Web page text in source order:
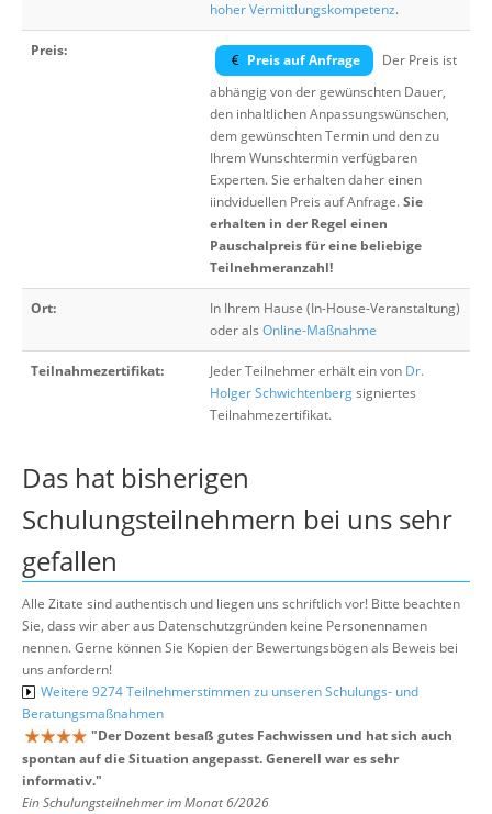
hoher Vermittlungskompetenz.
Preis:
Preis auf Anfrage
Der Preis ist
abhängig von der gewünschten Dauer,
den inhaltlichen Anpassungswünschen,
dem gewünschten Termin und den zu
Ihrem Wunschtermin verfügbaren
Experten. Sie erhalten daher einen
iindviduellen Preis auf Anfrage.Sie
erhalten in der Regel einen
Pauschalpreis für eine beliebige
Teilnehmeranzahl!
Ort:
In Ihrem Hause (In-House-Veranstaltung)
oder als Online-Maßnahme
Teilnahmezertifikat: Jeder Teilnehmer erhält ein von Dr.
Holger Schwichtenbergsigniertes
Teilnahmezertifikat.
Das hat bisherigen
Schulungsteilnehmern bei uns sehr
gefallen
Alle Zitate sind authentisch und liegen uns schriftlich vor! Bitte beachten
Sie, dass wir aber aus Datenschutzgründen keine Personennamen
nennen. Gerne können Sie Kopien der Bewertungsbögen als Beweis bei
uns anfordern!
Weitere 9274 Teilnehmerstimmen zu unseren Schulungs- und
Beratungsmaßnahmen
"Der Dozent besaß gutes Fachwissen und hat sich auch
spontan auf die Situation angepasst. Generell war es sehr
informativ."
Ein Schulungsteilnehmer im Monat 6/2026